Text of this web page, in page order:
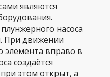
являются
насоса
При движении
элемента вправо в
создаётся
этом открыт, а